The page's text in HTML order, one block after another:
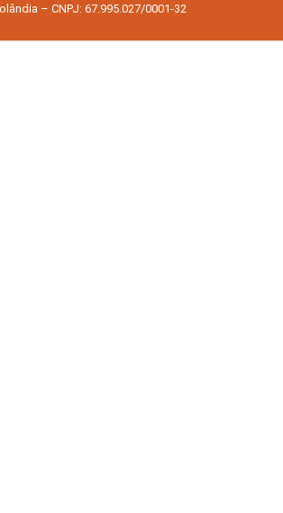
– CNPJ: 67.995.027/0001-32